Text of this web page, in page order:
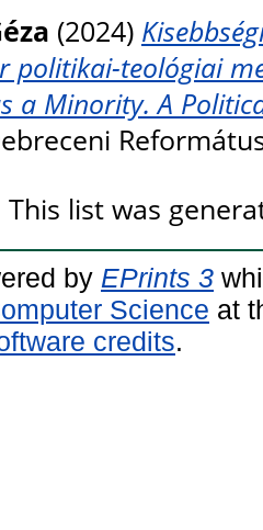
(2024)
politikai-teológiai
a Minority. A
This list was
by EPrints 3
Science at
credits.